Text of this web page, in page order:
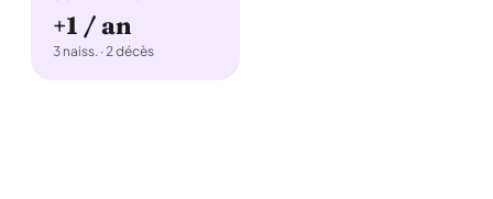
+1 / an
3 naiss. · 2 décès